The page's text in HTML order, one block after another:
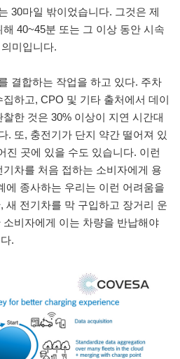
30마일 밖이었습니다. 그것은 제
40~45분 또는 그 이상 동안 시속
미입니다.
결합하는 작업을 하고 있다. 주차
하고, CPO 및 기타 출처에서 데이
한 것은 30% 이상이 지연 시간대
. 또, 충전기가 단지 약간 떨어져 있
진 곳에 있을 수도 있습니다. 이런
차를 처음 접하는 소비자에게 용
에 종사하는 우리는 이런 어려움을
새 전기차를 막 구입하고 장거리 운
비자에게 이는 차량을 반납해야
.